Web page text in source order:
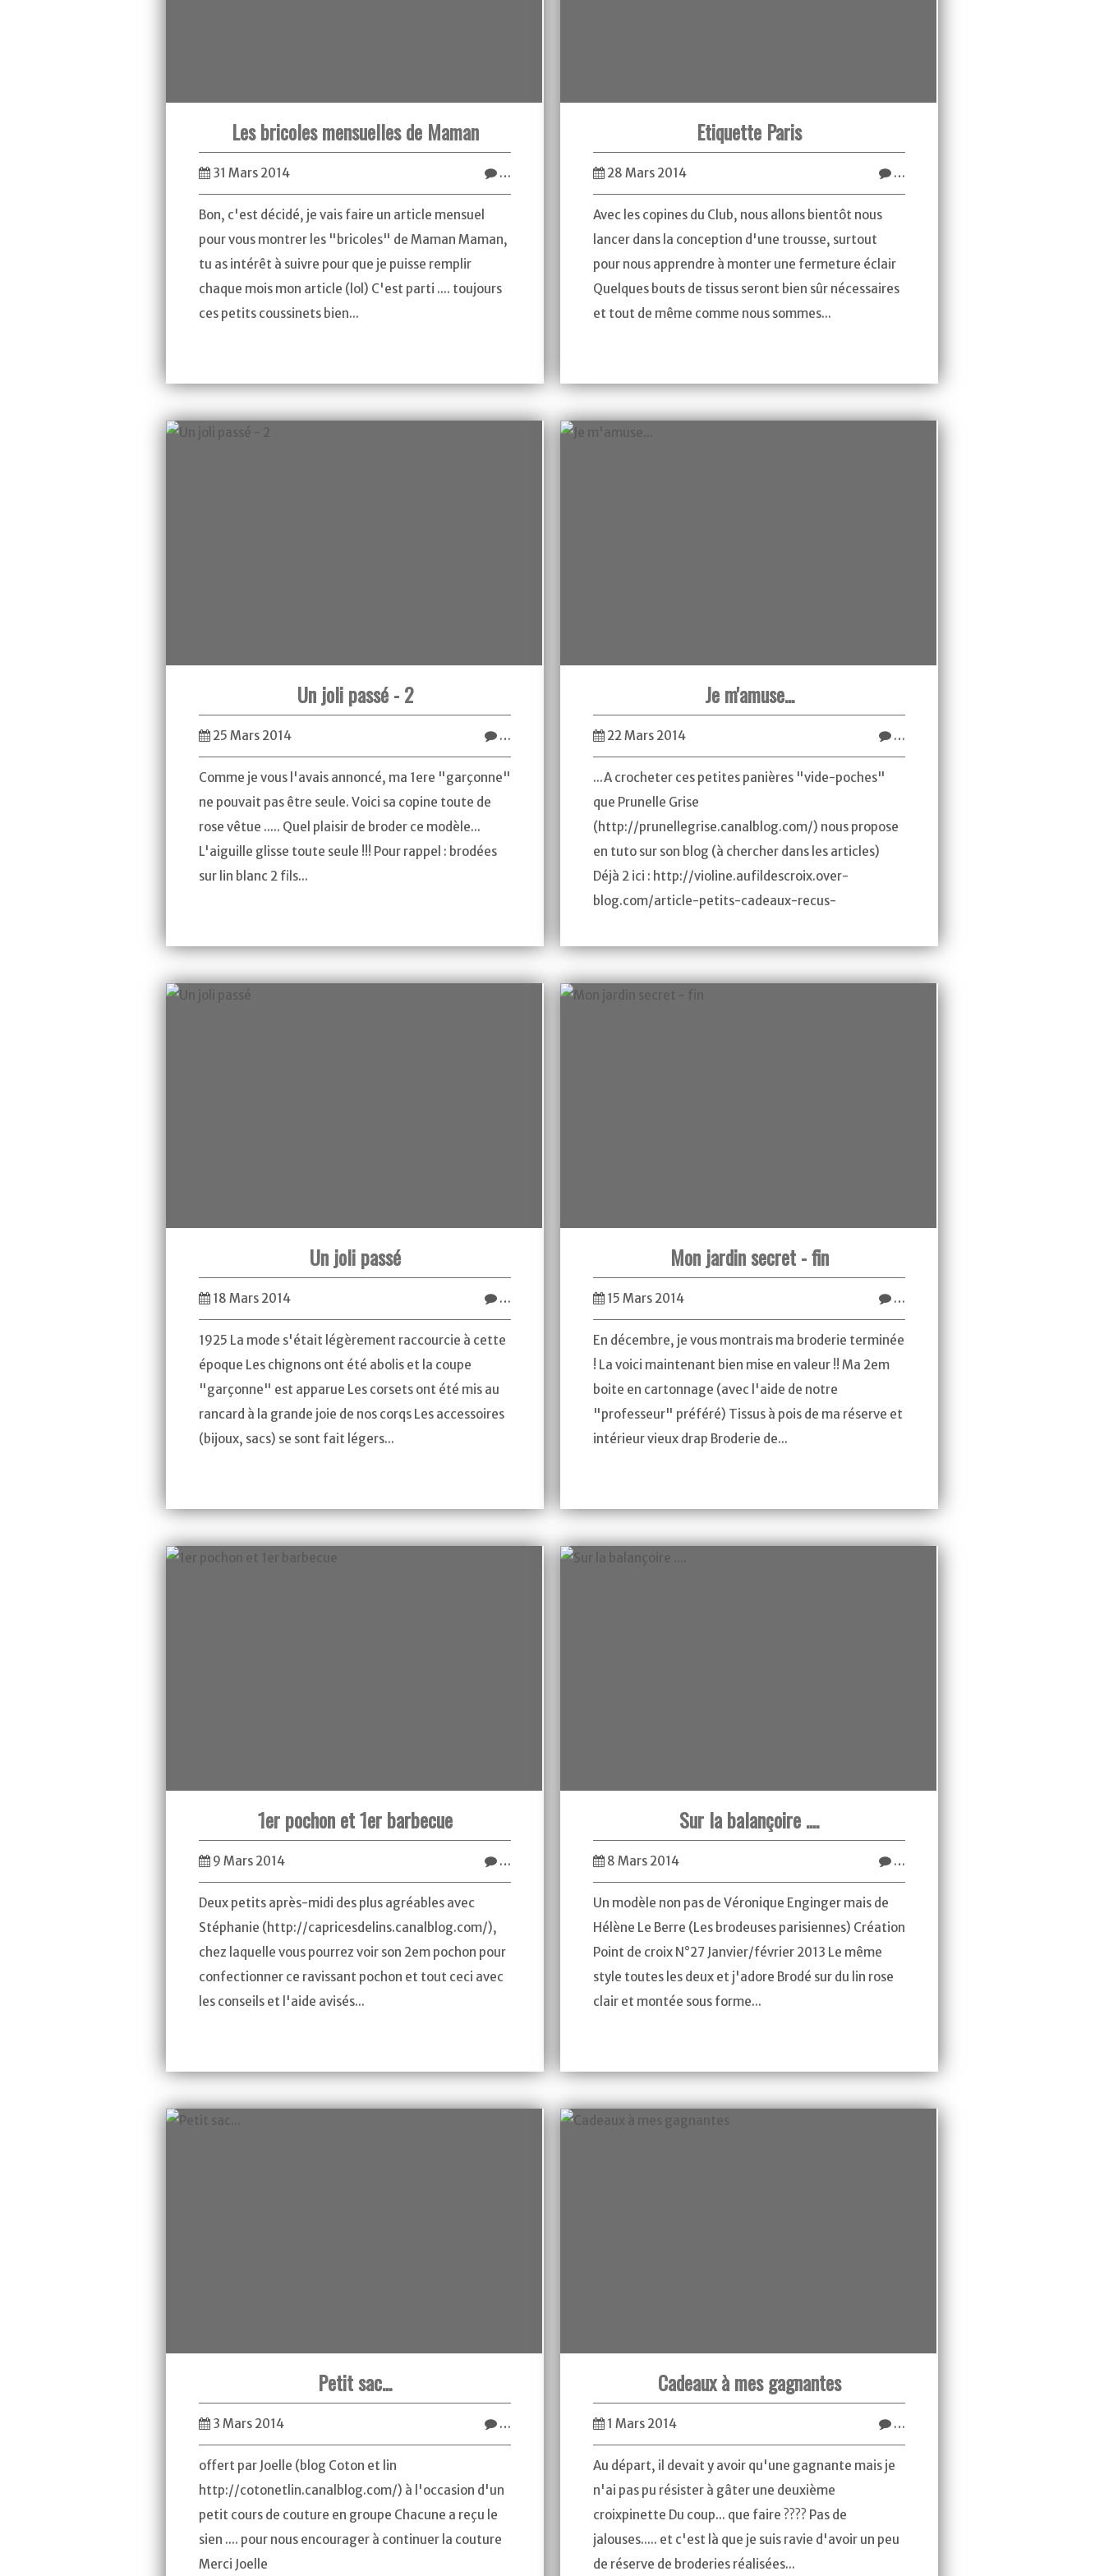
Les bricoles mensuelles de Maman
31 Mars 2014 …
Bon, c'est décidé, je vais faire un article mensuel
pour vous montrer les "bricoles" de Maman Maman,
tu as intérêt à suivre pour que je puisse remplir
chaque mois mon article (lol) C'est parti .... toujours
ces petits coussinets bien...
Etiquette Paris
28 Mars 2014 …
Avec les copines du Club, nous allons bientôt nous
lancer dans la conception d'une trousse, surtout
pour nous apprendre à monter une fermeture éclair
Quelques bouts de tissus seront bien sûr nécessaires
et tout de même comme nous sommes...
Un joli passé - 2
25 Mars 2014 …
Comme je vous l'avais annoncé, ma 1ere "garçonne"
ne pouvait pas être seule. Voici sa copine toute de
rose vêtue ..... Quel plaisir de broder ce modèle...
L'aiguille glisse toute seule !!! Pour rappel : brodées
sur lin blanc 2 fils...
Je m'amuse...
22 Mars 2014 …
...A crocheter ces petites panières "vide-poches"
que Prunelle Grise
(http://prunellegrise.canalblog.com/) nous propose
en tuto sur son blog (à chercher dans les articles)
Déjà 2 ici : http://violine.aufildescroix.over-
blog.com/article-petits-cadeaux-recus-
Un joli passé
18 Mars 2014 …
1925 La mode s'était légèrement raccourcie à cette
époque Les chignons ont été abolis et la coupe
"garçonne" est apparue Les corsets ont été mis au
rancard à la grande joie de nos corqs Les accessoires
(bijoux, sacs) se sont fait légers...
Mon jardin secret - fin
15 Mars 2014 …
En décembre, je vous montrais ma broderie terminée
! La voici maintenant bien mise en valeur !! Ma 2em
boite en cartonnage (avec l'aide de notre
"professeur" préféré) Tissus à pois de ma réserve et
intérieur vieux drap Broderie de...
1er pochon et 1er barbecue
9 Mars 2014 …
Deux petits après-midi des plus agréables avec
Stéphanie (http://capricesdelins.canalblog.com/),
chez laquelle vous pourrez voir son 2em pochon pour
confectionner ce ravissant pochon et tout ceci avec
les conseils et l'aide avisés...
Sur la balançoire ....
8 Mars 2014 …
Un modèle non pas de Véronique Enginger mais de
Hélène Le Berre (Les brodeuses parisiennes) Création
Point de croix N°27 Janvier/février 2013 Le même
style toutes les deux et j'adore Brodé sur du lin rose
clair et montée sous forme...
Petit sac...
3 Mars 2014 …
offert par Joelle (blog Coton et lin
http://cotonetlin.canalblog.com/) à l'occasion d'un
petit cours de couture en groupe Chacune a reçu le
sien .... pour nous encourager à continuer la couture
Merci Joelle
Cadeaux à mes gagnantes
1 Mars 2014 …
Au départ, il devait y avoir qu'une gagnante mais je
n'ai pas pu résister à gâter une deuxième
croixpinette Du coup... que faire ???? Pas de
jalouses..... et c'est là que je suis ravie d'avoir un peu
de réserve de broderies réalisées...